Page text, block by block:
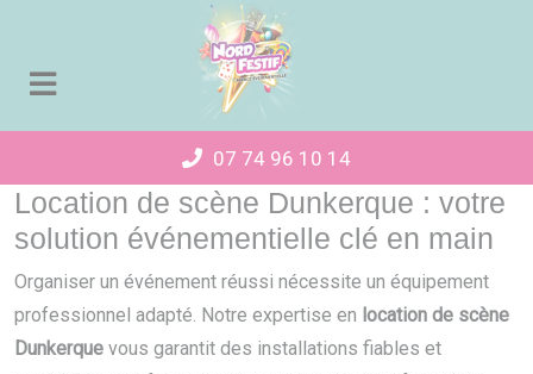
07 74 96 10 14
Location de scène Dunkerque : votre
solution événementielle clé en main
Organiser un événement réussi nécessite un équipement
professionnel adapté. Notre expertise en location de scène
Dunkerque vous garantit des installations fiables et
Panneau de gestion des cookies